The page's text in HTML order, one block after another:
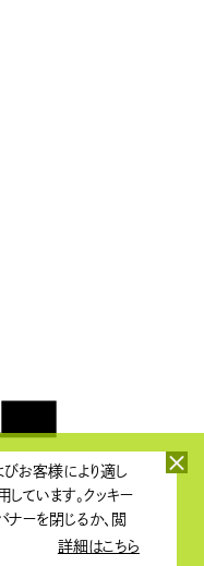
情報セキュリティポリシー
Rights Reserved.
びお客様により適し
ています。クッキー
ーを閉じるか、閲
詳細はこちら